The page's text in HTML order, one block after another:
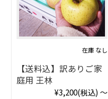
在庫 なし
【送料込】訳ありご家
庭用 王林
¥3,200(税込) ～